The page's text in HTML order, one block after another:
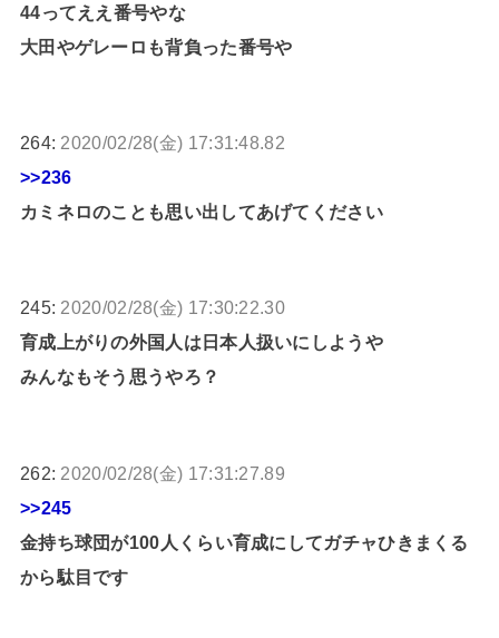
44ってええ番号やな
大田やゲレーロも背負った番号や
264: 2020/02/28(金) 17:31:48.82
>>236
カミネロのことも思い出してあげてください
245: 2020/02/28(金) 17:30:22.30
育成上がりの外国人は日本人扱いにしようや
みんなもそう思うやろ？
262: 2020/02/28(金) 17:31:27.89
>>245
金持ち球団が100人くらい育成にしてガチャひきまくる
から駄目です